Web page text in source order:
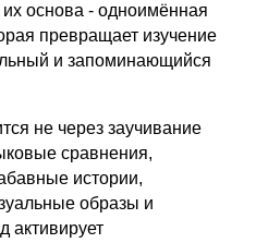
основа - одноимённая
превращает изучение
и запоминающийся
не через заучивание
сравнения,
истории,
образы и
активирует